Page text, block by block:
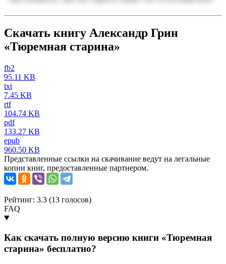
Скачать книгу Александр Грин
«Тюремная старина»
fb2
95.11 KB
txt
7.45 KB
rtf
104.74 KB
pdf
133.27 KB
epub
960.50 KB
Представленные ссылки на скачивание ведут на легальные
копии книг, предоставленные партнером.
Рейтинг: 3.3 (13 голосов)
FAQ
Как скачать полную версию книги «Тюремная
старина» бесплатно?